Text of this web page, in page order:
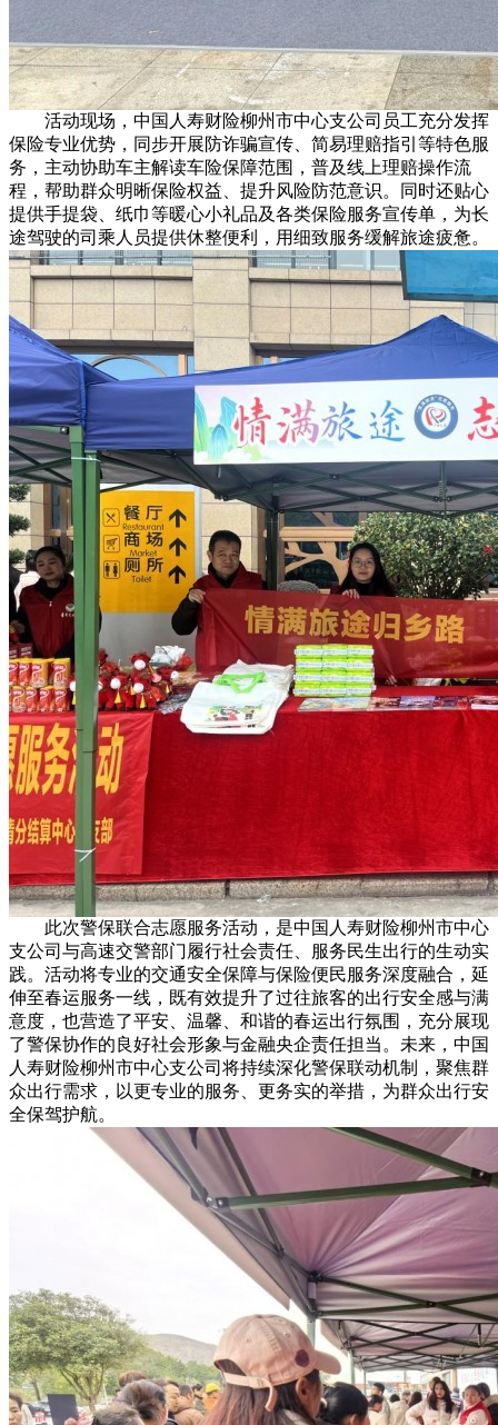
活动现场，中国人寿财险柳州市中心支公司员工充分发挥
保险专业优势，同步开展防诈骗宣传、简易理赔指引等特色服
务，主动协助车主解读车险保障范围，普及线上理赔操作流
程，帮助群众明晰保险权益、提升风险防范意识。同时还贴心
提供手提袋、纸巾等暖心小礼品及各类保险服务宣传单，为长
途驾驶的司乘人员提供休整便利，用细致服务缓解旅途疲惫。
此次警保联合志愿服务活动，是中国人寿财险柳州市中心
支公司与高速交警部门履行社会责任、服务民生出行的生动实
践。活动将专业的交通安全保障与保险便民服务深度融合，延
伸至春运服务一线，既有效提升了过往旅客的出行安全感与满
意度，也营造了平安、温馨、和谐的春运出行氛围，充分展现
了警保协作的良好社会形象与金融央企责任担当。未来，中国
人寿财险柳州市中心支公司将持续深化警保联动机制，聚焦群
众出行需求，以更专业的服务、更务实的举措，为群众出行安
全保驾护航。